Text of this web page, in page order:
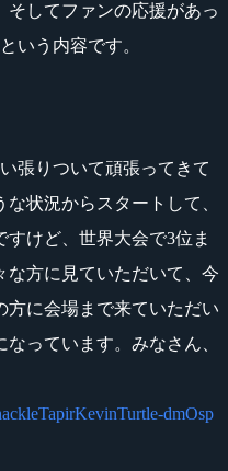
してファンの応援があっ
いう内容です。
張りついて頑張ってきて
状況からスタートして、
けど、世界大会で3位ま
な方に見ていただいて、今
方に会場まで来ていただい
っています。みなさん、
dmOsp